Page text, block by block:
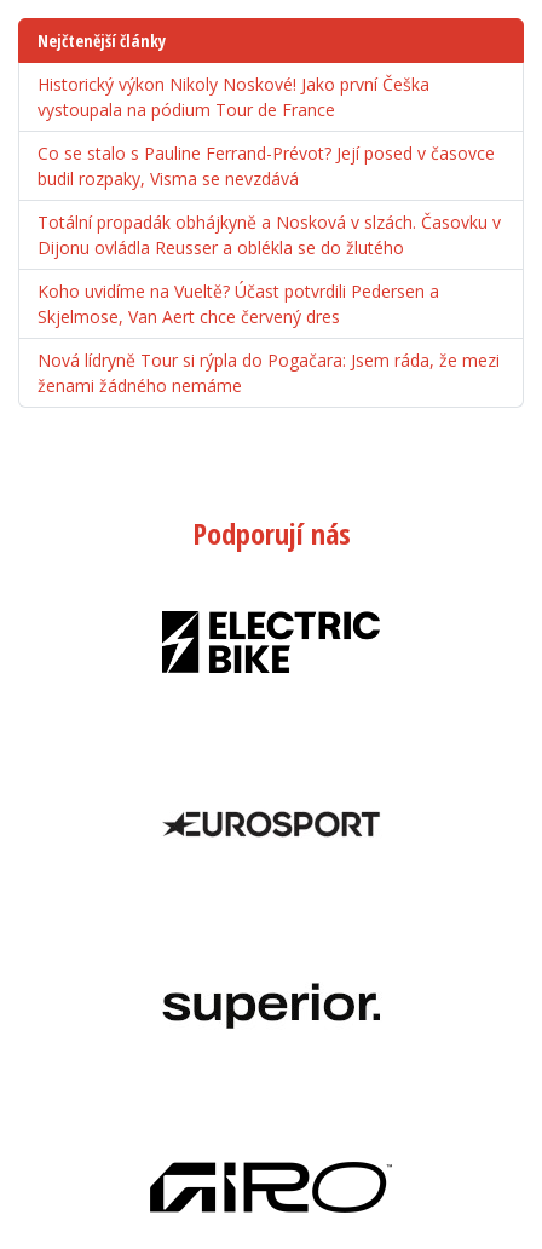
Nejčtenější články
Historický výkon Nikoly Noskové! Jako první Češka
vystoupala na pódium Tour de France
Co se stalo s Pauline Ferrand-Prévot? Její posed v časovce
budil rozpaky, Visma se nevzdává
Totální propadák obhájkyně a Nosková v slzách. Časovku v
Dijonu ovládla Reusser a oblékla se do žlutého
Koho uvidíme na Vueltě? Účast potvrdili Pedersen a
Skjelmose, Van Aert chce červený dres
Nová lídryně Tour si rýpla do Pogačara: Jsem ráda, že mezi
ženami žádného nemáme
Podporují nás